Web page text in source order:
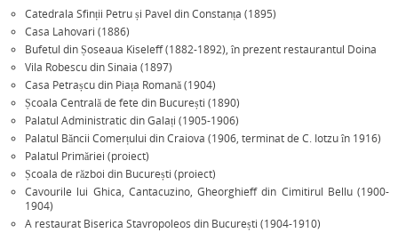
Catedrala Sfinții Petru și Pavel din Constanța (1895)
Casa Lahovari (1886)
Bufetul din Șoseaua Kiseleff (1882-1892), în prezent restaurantul Doina
Vila Robescu din Sinaia (1897)
Casa Petrașcu din Piața Romană (1904)
Școala Centrală de fete din București (1890)
Palatul Administratic din Galați (1905-1906)
Palatul Băncii Comerțului din Craiova (1906, terminat de C. Iotzu în 1916)
Palatul Primăriei (proiect)
Școala de război din București (proiect)
Cavourile lui Ghica, Cantacuzino, Gheorghieff din Cimitirul Bellu (1900-
1904)
A restaurat Biserica Stavropoleos din București (1904-1910)